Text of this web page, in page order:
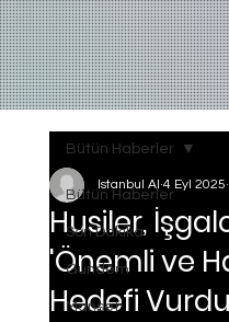
Bütün Haberler
Son Dakika
Gundem
Manset
Bütün Haberler
Husiler,
'Önemli ve
Hedefi Vurdu
Istanbul AI 4 Eyl 2025